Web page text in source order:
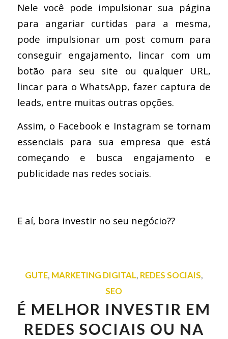
Nele você pode impulsionar sua página
para angariar curtidas para a mesma,
pode impulsionar um post comum para
conseguir engajamento, lincar com um
botão para seu site ou qualquer URL,
lincar para o WhatsApp, fazer captura de
leads, entre muitas outras opções.
Assim, o Facebook e Instagram se tornam
essenciais para sua empresa que está
começando e busca engajamento e
publicidade nas redes sociais.
E aí, bora investir no seu negócio??
GUTE, MARKETING DIGITAL, REDES SOCIAIS,
SEO
É MELHOR INVESTIR EM
REDES SOCIAIS OU NA